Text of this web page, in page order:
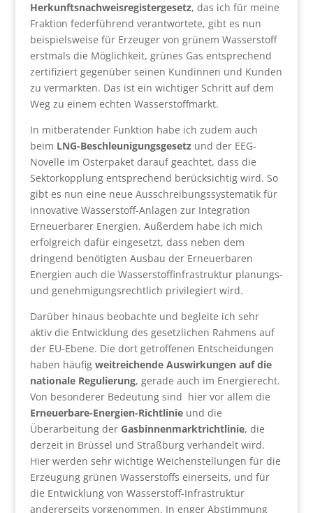
Herkunftsnachweisregistergesetz, das ich für meine
Fraktion federführend verantwortete, gibt es nun
beispielsweise für Erzeuger von grünem Wasserstoff
erstmals die Möglichkeit, grünes Gas entsprechend
zertifiziert gegenüber seinen Kundinnen und Kunden
zu vermarkten. Das ist ein wichtiger Schritt auf dem
Weg zu einem echten Wasserstoffmarkt.
In mitberatender Funktion habe ich zudem auch
beim LNG-Beschleunigungsgesetzund der EEG-
Novelle im Osterpaket darauf geachtet, dass die
Sektorkopplung entsprechend berücksichtig wird. So
gibt es nun eine neue Ausschreibungssystematik für
innovative Wasserstoff-Anlagen zur Integration
Erneuerbarer Energien. Außerdem habe ich mich
erfolgreich dafür eingesetzt, dass neben dem
dringend benötigten Ausbau der Erneuerbaren
Energien auch die Wasserstoffinfrastruktur planungs-
und genehmigungsrechtlich privilegiert wird.
Darüber hinaus beobachte und begleite ich sehr
aktiv die Entwicklung des gesetzlichen Rahmens auf
der EU-Ebene. Die dort getroffenen Entscheidungen
haben häufig weitreichende Auswirkungen auf die
nationale Regulierung, gerade auch im Energierecht.
Von besonderer Bedeutung sind hier vor allem die
Erneuerbare-Energien-Richtlinieund die
Überarbeitung der Gasbinnenmarktrichtlinie, die
derzeit in Brüssel und Straßburg verhandelt wird.
Hier werden sehr wichtige Weichenstellungen für die
Erzeugung grünen Wasserstoffs einerseits, und für
die Entwicklung von Wasserstoff-Infrastruktur
andererseits vorgenommen. In enger Abstimmung